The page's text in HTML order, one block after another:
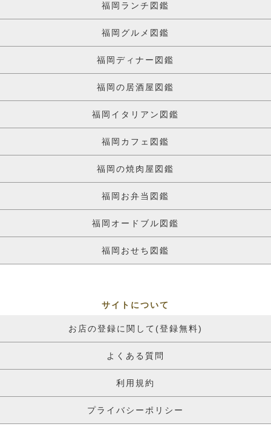
福岡ランチ図鑑
福岡グルメ図鑑
福岡ディナー図鑑
福岡の居酒屋図鑑
福岡イタリアン図鑑
福岡カフェ図鑑
福岡の焼肉屋図鑑
福岡お弁当図鑑
福岡オードブル図鑑
福岡おせち図鑑
サイトについて
お店の登録に関して(登録無料)
よくある質問
利用規約
プライバシーポリシー